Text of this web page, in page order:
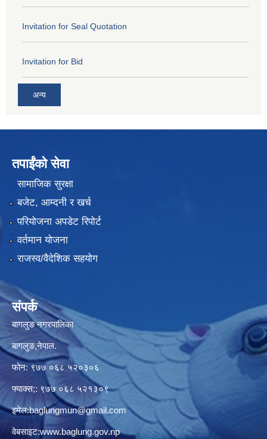
Invitation for Seal Quotation
Invitation for Bid
अन्य
तपाईंको सेवा
सामाजिक सुरक्षा
बजेट, आम्दनी र खर्च
परियोजना अपडेट रिपोर्ट
वर्तमान योजना
राजस्व/वैदेशिक सहयोग
संपर्क
बागलुङ नगरपालिका
बागलुङ,नेपाल.
फोन: ९७७ ०६८ ५२०३०६
फ्याक्स;: ९७७ ०६८ ५२१३०९
इमेल:baglungmun@gmail.com
वेबसाइट:www.baglung.gov.np